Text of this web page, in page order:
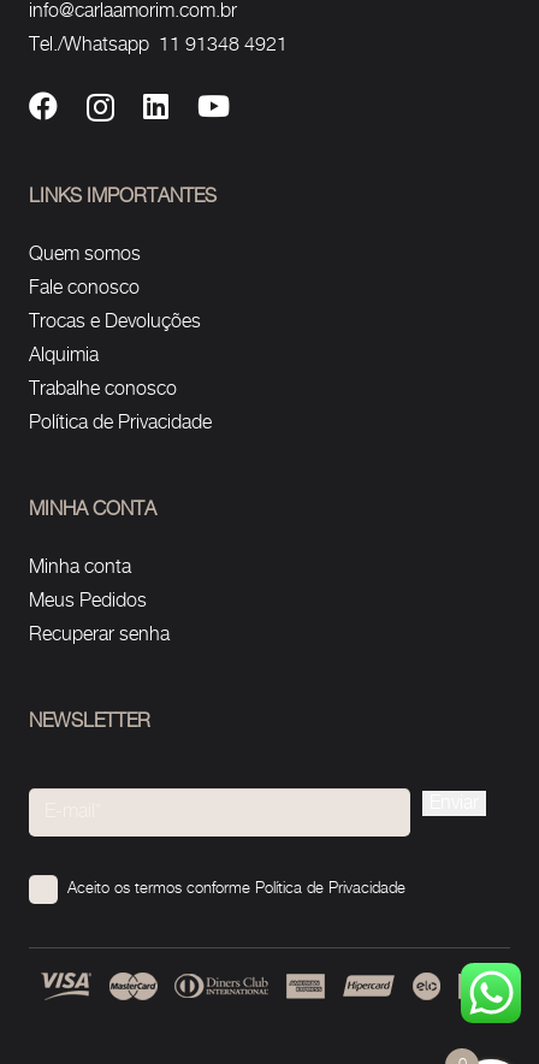
info@carlaamorim.com.br
Tel./Whatsapp 11 91348 4921
LINKS IMPORTANTES
Quem somos
Fale conosco
Trocas e Devoluções
Alquimia
Trabalhe conosco
Política de Privacidade
MINHA CONTA
Minha conta
Meus Pedidos
Recuperar senha
NEWSLETTER
Aceito os termos conforme Política de Privacidade